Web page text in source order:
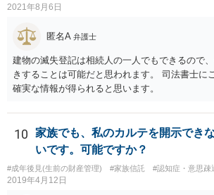
2021年8月6日
匿名A 弁護士
建物の滅失登記は相続人の一人でもできるので
きすることは可能だと思われます。 司法書士に
確実な情報が得られると思います。
10
家族でも、私のカルテを開示でき
いです。可能ですか？
#成年後見(生前の財産管理) #家族信託 #認知症・意思疎
2019年4月12日